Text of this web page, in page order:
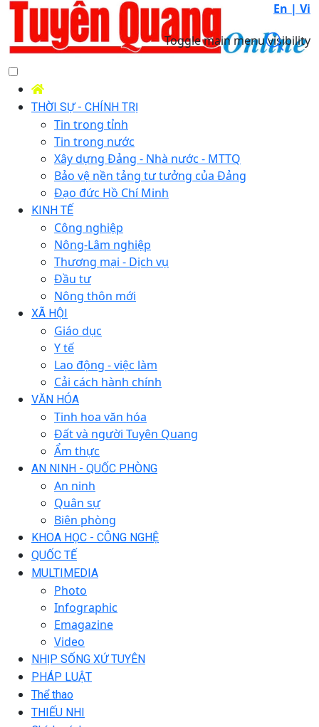
En | Vi
Toggle main menu visibility
THỜI SỰ - CHÍNH TRỊ
Tin trong tỉnh
Tin trong nước
Xây dựng Đảng - Nhà nước - MTTQ
Bảo vệ nền tảng tư tưởng của Đảng
Đạo đức Hồ Chí Minh
KINH TẾ
Công nghiệp
Nông-Lâm nghiệp
Thương mại - Dịch vụ
Đầu tư
Nông thôn mới
XÃ HỘI
Giáo dục
Y tế
Lao động - việc làm
Cải cách hành chính
VĂN HÓA
Tinh hoa văn hóa
Đất và người Tuyên Quang
Ẩm thực
AN NINH - QUỐC PHÒNG
An ninh
Quân sự
Biên phòng
KHOA HỌC - CÔNG NGHỆ
QUỐC TẾ
MULTIMEDIA
Photo
Infographic
Emagazine
Video
NHỊP SỐNG XỨ TUYÊN
PHÁP LUẬT
Thể thao
THIẾU NHI